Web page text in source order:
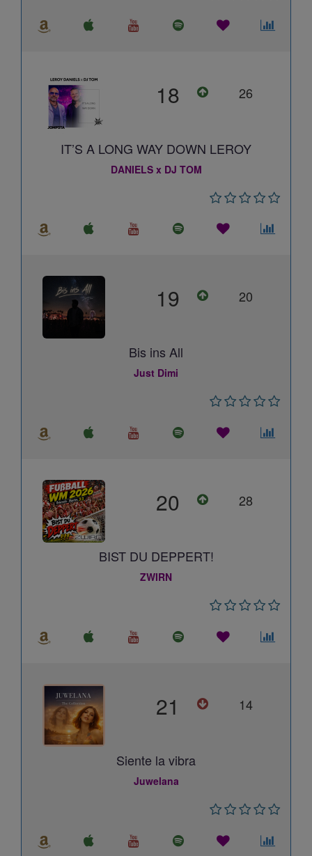
18 26
IT’S A LONG WAY DOWN LEROY
DANIELS x DJ TOM
19 20
Bis ins All
Just Dimi
20 28
BIST DU DEPPERT!
ZWIRN
21 14
Siente la vibra
Juwelana